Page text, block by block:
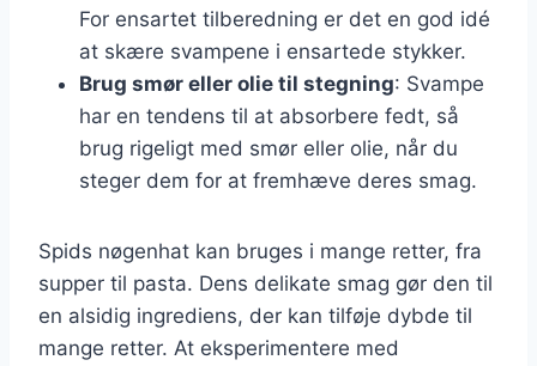
For ensartet tilberedning er det en god idé
at skære svampene i ensartede stykker.
Brug smør eller olie til stegning: Svampe
har en tendens til at absorbere fedt, så
brug rigeligt med smør eller olie, når du
steger dem for at fremhæve deres smag.
Spids nøgenhat kan bruges i mange retter, fra
supper til pasta. Dens delikate smag gør den til
en alsidig ingrediens, der kan tilføje dybde til
mange retter. At eksperimentere med